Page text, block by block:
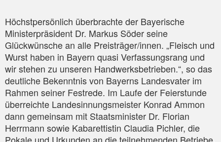
Höchstpersönlich überbrachte der Bayerische
Ministerpräsident Dr. Markus Söder seine
Glückwünsche an alle Preisträger/innen. „Fleisch und
Wurst haben in Bayern quasi Verfassungsrang und
wir stehen zu unseren Handwerksbetrieben.“, so das
deutliche Bekenntnis von Bayerns Landesvater im
Rahmen seiner Festrede. Im Laufe der Feierstunde
überreichte Landesinnungsmeister Konrad Ammon
dann gemeinsam mit Staatsminister Dr. Florian
Herrmann sowie Kabarettistin Claudia Pichler, die